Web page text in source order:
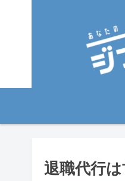
退職代行